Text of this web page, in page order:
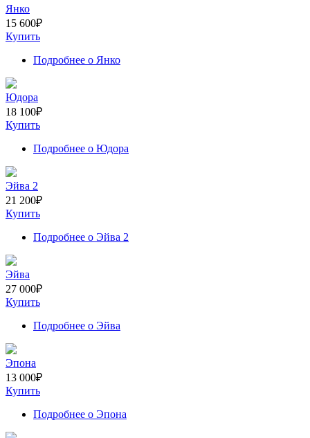
Янко
15 600₽
Купить
Подробнее о Янко
Юдора
18 100₽
Купить
Подробнее о Юдора
Эйва 2
21 200₽
Купить
Подробнее о Эйва 2
Эйва
27 000₽
Купить
Подробнее о Эйва
Эпона
13 000₽
Купить
Подробнее о Эпона